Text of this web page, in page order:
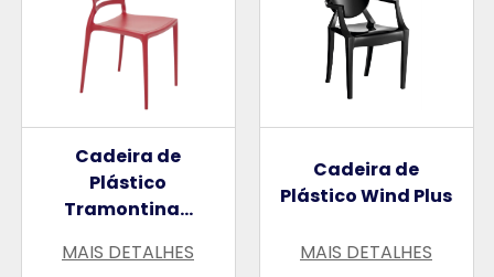
Cadeira de
Plástico
Tramontina...
MAIS DETALHES
Cadeira de
Plástico Wind Plus
MAIS DETALHES